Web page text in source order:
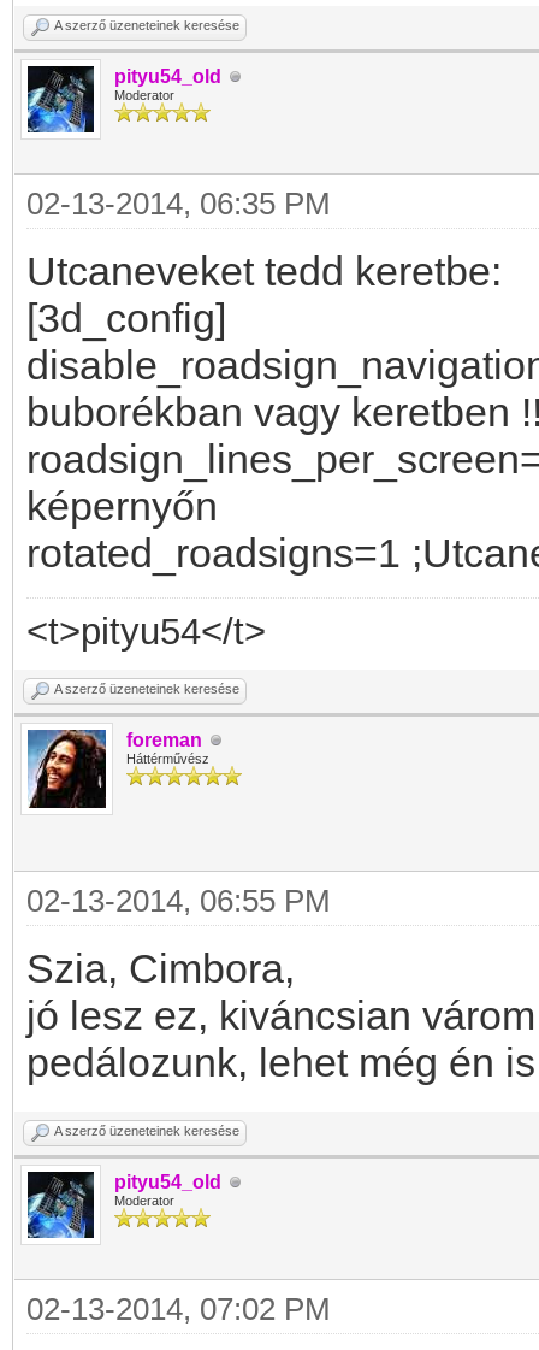
A szerző üzeneteinek keresése
pityu54_old
Moderator
02-13-2014, 06:35 PM
Utcaneveket tedd keretbe:
[3d_config]
buborékban vagy keretben
képernyőn
rotated_roadsigns=1
<t>pityu54</t>
A szerző üzeneteinek keresése
foreman
Háttérművész
02-13-2014, 06:55 PM
Szia, Cimbora,
jó lesz ez, kiváncsian
pedálozunk, lehet még én
A szerző üzeneteinek keresése
pityu54_old
Moderator
02-13-2014, 07:02 PM